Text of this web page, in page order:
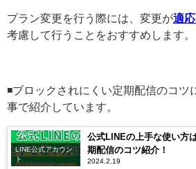
プラン変更を行う際には、変更が適
考慮して行うことをおすすめします。
◾️ブロックされにくい定期配信のコツ
事で紹介しています。
LINE公式アカウン
ト
公式LINEの上手な使い方
期配信のコツ紹介！
2024.2.19